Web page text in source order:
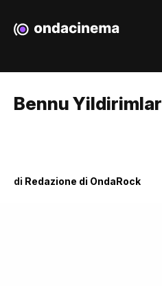
Bennu Yildirimlar
di Redazione di OndaRock